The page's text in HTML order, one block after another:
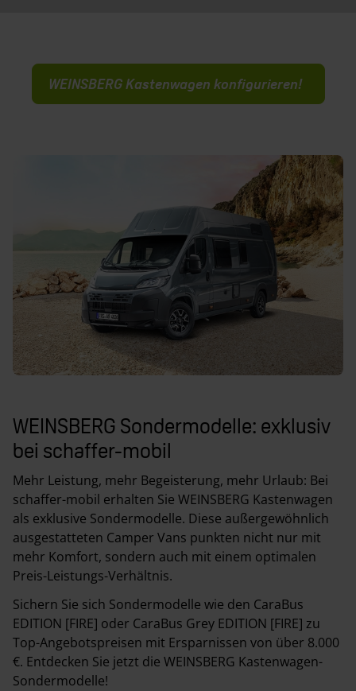
WEINSBERG Kastenwagen konfigurieren!
WEINSBERG Sondermodelle: exklusiv
bei schaffer-mobil
Mehr Leistung, mehr Begeisterung, mehr Urlaub: Bei
schaffer-mobil erhalten Sie WEINSBERG Kastenwagen
als exklusive Sondermodelle. Diese außergewöhnlich
ausgestatteten Camper Vans punkten nicht nur mit
mehr Komfort, sondern auch mit einem optimalen
Preis-Leistungs-Verhältnis.
Sichern Sie sich Sondermodelle wie den CaraBus
EDITION [FIRE] oder CaraBus Grey EDITION [FIRE] zu
Top-Angebotspreisen mit Ersparnissen von über 8.000
€. Entdecken Sie jetzt die WEINSBERG Kastenwagen-
Sondermodelle!